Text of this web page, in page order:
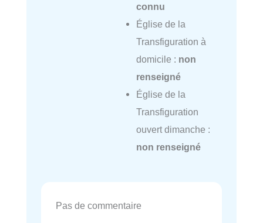
connu
Église de la
Transfiguration à
domicile : non
renseigné
Église de la
Transfiguration
ouvert dimanche :
non renseigné
Pas de commentaire